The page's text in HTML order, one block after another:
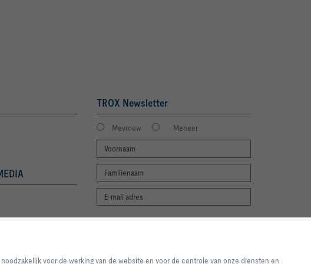
TROX Newsletter
Mevrouw Meneer
aanmelden
voor de werking van de website en voor de controle van onze diensten en